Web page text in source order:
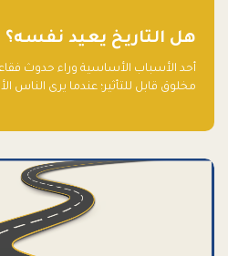
هل التاريخ يعيد نفسه؟
أحد الأسباب الأساسية وراء حدوث
مخلوق قابل للتأثير؛ عندما يرى الناس